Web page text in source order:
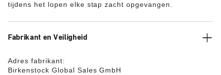
tijdens het lopen elke stap zacht opgevangen.
Fabrikant en Veiligheid
Adres fabrikant:
Birkenstock Global Sales GmbH